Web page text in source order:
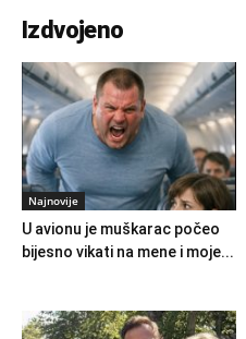
Izdvojeno
Najnovije
U avionu je muškarac počeo
bijesno vikati na mene i moje...